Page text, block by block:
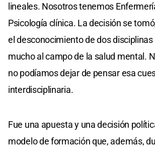
lineales. Nosotros tenemos
Psicología clínica. La decisión se
el desconocimiento de dos
mucho al campo de la salud mental.
no podíamos dejar de pensar esa
interdisciplinaria.
Fue una apuesta y una decisión
modelo de formación que, además,